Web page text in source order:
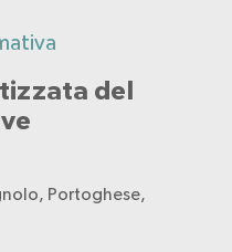
del
Portoghese,